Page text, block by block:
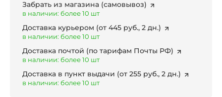
Забрать из магазина (самовывоз)
в наличии: более 10 шт
Доставка курьером (от 445 руб., 2 дн.)
в наличии: более 10 шт
Доставка почтой (по тарифам Почты РФ)
в наличии: более 10 шт
Доставка в пункт выдачи (от 255 руб., 2 дн.)
в наличии: более 10 шт